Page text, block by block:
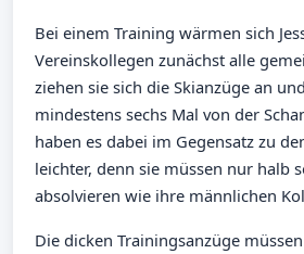
Bei einem Training wärmen sich
Vereinskollegen zunächst alle
ziehen sie sich die Skianzüge an
mindestens sechs Mal von der
haben es dabei im Gegensatz zu
leichter, denn sie müssen nur halb
absolvieren wie ihre männlichen
Die dicken Trainingsanzüge